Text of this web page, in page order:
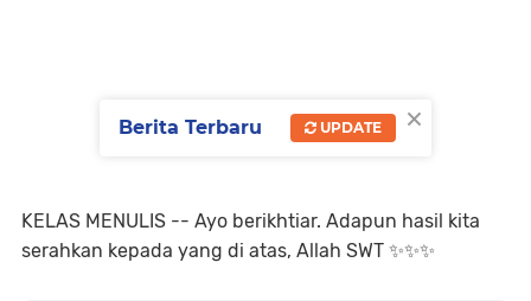
KELAS MENULIS -- Ayo berikhtiar. Adapun hasil kita
serahkan kepada yang di atas, Allah SWT ✨️✨️✨️
×
Berita Terbaru UPDATE